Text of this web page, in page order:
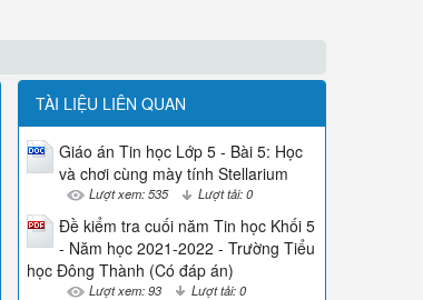
TÀI LIỆU LIÊN QUAN
Giáo án Tin học Lớp 5 - Bài 5: Học
và chơi cùng mày tính Stellarium
Lượt xem: 535 Lượt tải: 0
Đề kiểm tra cuối năm Tin học Khối 5
- Năm học 2021-2022 - Trường Tiểu
học Đông Thành (Có đáp án)
Lượt xem: 93 Lượt tải: 0